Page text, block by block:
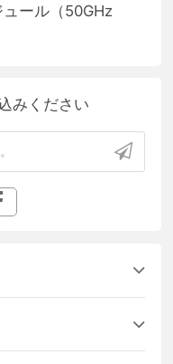
ール（50GHz
みください